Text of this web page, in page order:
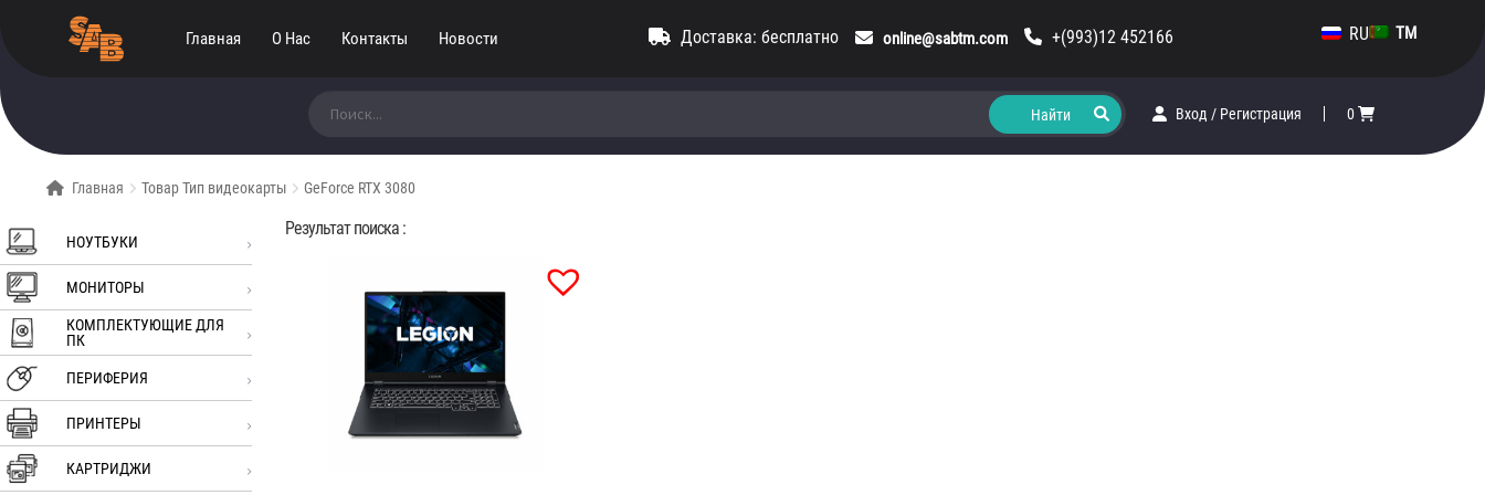
Главная О Нас Контакты Новости Доставка: бесплатно online@sabtm.com +(993)12 452166 RU TM
Вход / Регистрация 0
Главная Товар Тип видеокарты GeForce RTX 3080
НОУТБУКИ
МОНИТОРЫ
КОМПЛЕКТУЮЩИЕ ДЛЯ
ПК
ПЕРИФЕРИЯ
ПРИНТЕРЫ
КАРТРИДЖИ
Результат поиска :